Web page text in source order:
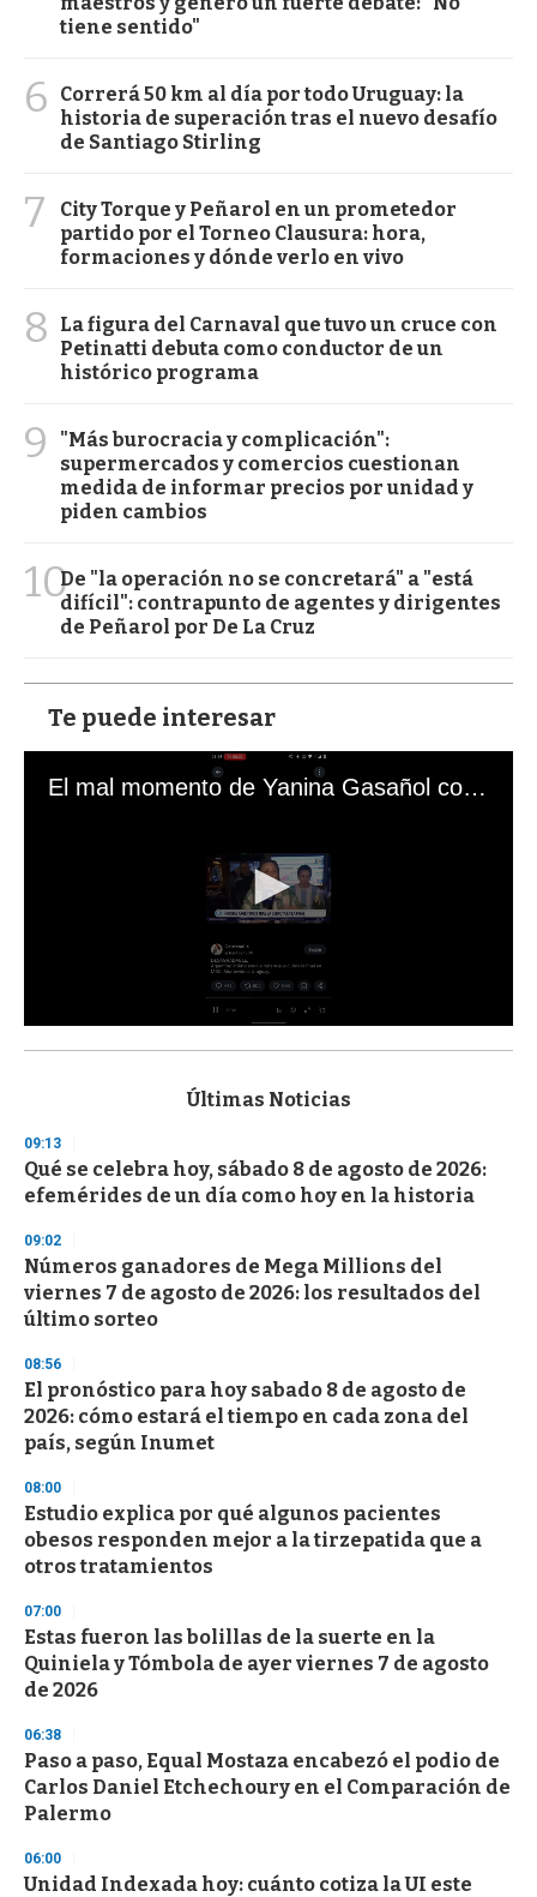
tiene sentido"
6
Correrá 50 km al día por todo Uruguay: la
historia de superación tras el nuevo desafío
de Santiago Stirling
7
City Torque y Peñarol en un prometedor
partido por el Torneo Clausura: hora,
formaciones y dónde verlo en vivo
8
La figura del Carnaval que tuvo un cruce con
Petinatti debuta como conductor de un
histórico programa
9
"Más burocracia y complicación":
supermercados y comercios cuestionan
medida de informar precios por unidad y
piden cambios
10De "la operación no se concretará" a "está
difícil": contrapunto de agentes y dirigentes
de Peñarol por De La Cruz
Te puede interesar
El mal momento de Yanina Gasañol con un hincha argentino en "Subrayado"
s
d
s
o
f
3
s
c
o
d
s
Últimas Noticias
09:13
Qué se celebra hoy, sábado 8 de agosto de 2026:
efemérides de un día como hoy en la historia
09:02
Números ganadores de Mega Millions del
viernes 7 de agosto de 2026: los resultados del
último sorteo
08:56
El pronóstico para hoy sabado 8 de agosto de
2026: cómo estará el tiempo en cada zona del
país, según Inumet
08:00
Estudio explica por qué algunos pacientes
obesos responden mejor a la tirzepatida que a
otros tratamientos
07:00
Estas fueron las bolillas de la suerte en la
Quiniela y Tómbola de ayer viernes 7 de agosto
de 2026
06:38
Paso a paso, Equal Mostaza encabezó el podio de
Carlos Daniel Etchechoury en el Comparación de
Palermo
06:00
Unidad Indexada hoy: cuánto cotiza la UI este